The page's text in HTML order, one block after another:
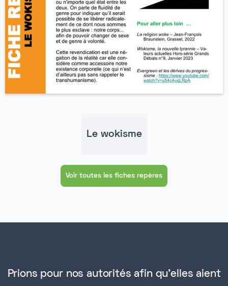
Le wokisme
Voir toutes les fiches repères
Prions pour nos autorités afin qu'elles aient